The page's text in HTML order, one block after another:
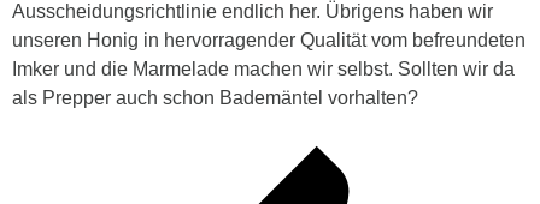
Ausscheidungsrichtlinie endlich her. Übrigens haben wir
unseren Honig in hervorragender Qualität vom befreundeten
Imker und die Marmelade machen wir selbst. Sollten wir da
als Prepper auch schon Bademäntel vorhalten?